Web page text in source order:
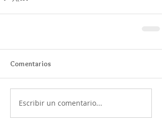
Comentarios
Escribir un comentario...